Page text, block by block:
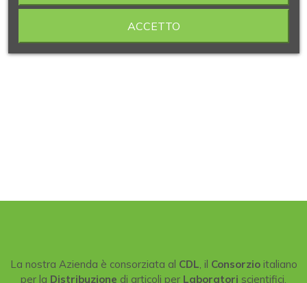
La nostra Azienda è consorziata al CDL , il Consorzioitaliano
per la Distribuzione di articoli per Laboratori scientifici.
ACCETTO